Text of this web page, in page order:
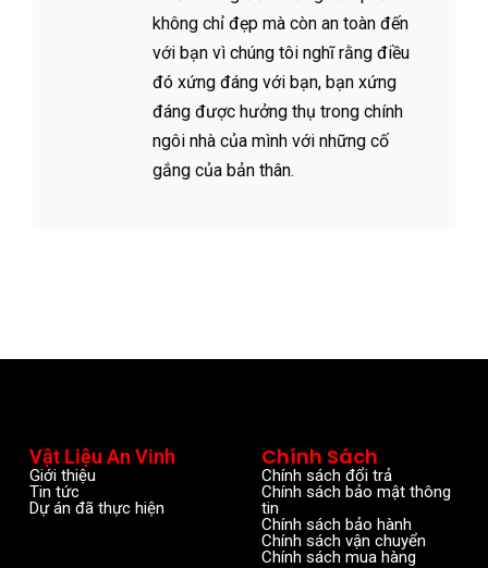
không chỉ đẹp mà còn an toàn đến
với bạn vì chúng tôi nghĩ rằng điều
đó xứng đáng với bạn, bạn xứng
đáng được hưởng thụ trong chính
ngôi nhà của mình với những cố
gắng của bản thân.
Vật Liệu An Vinh
Giới thiệu
Tin tức
Dự án đã thực hiện
Chính Sách
Chính sách đổi trả
Chính sách bảo mật thông
tin
Chính sách bảo hành
Chính sách vận chuyển
Chính sách mua hàng